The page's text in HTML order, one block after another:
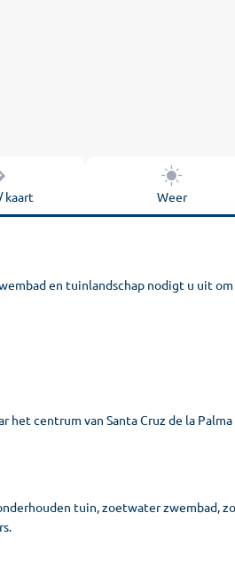
kaart Weer
en tuinlandschap nodigt u uit
centrum van Santa Cruz de la Palma
tuin, zoetwater zwembad,